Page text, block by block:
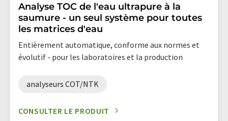
Analyse TOC de l'eau ultrapure à la
saumure - un seul système pour toutes
les matrices d'eau
Entièrement automatique, conforme aux normes et
évolutif - pour les laboratoires et la production
analyseurs COT/NTK
CONSULTER LE PRODUIT